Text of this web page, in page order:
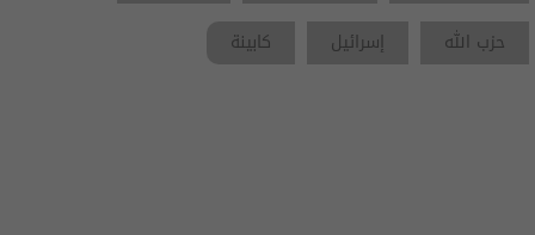
حزب الله
إسرائيل كابينة